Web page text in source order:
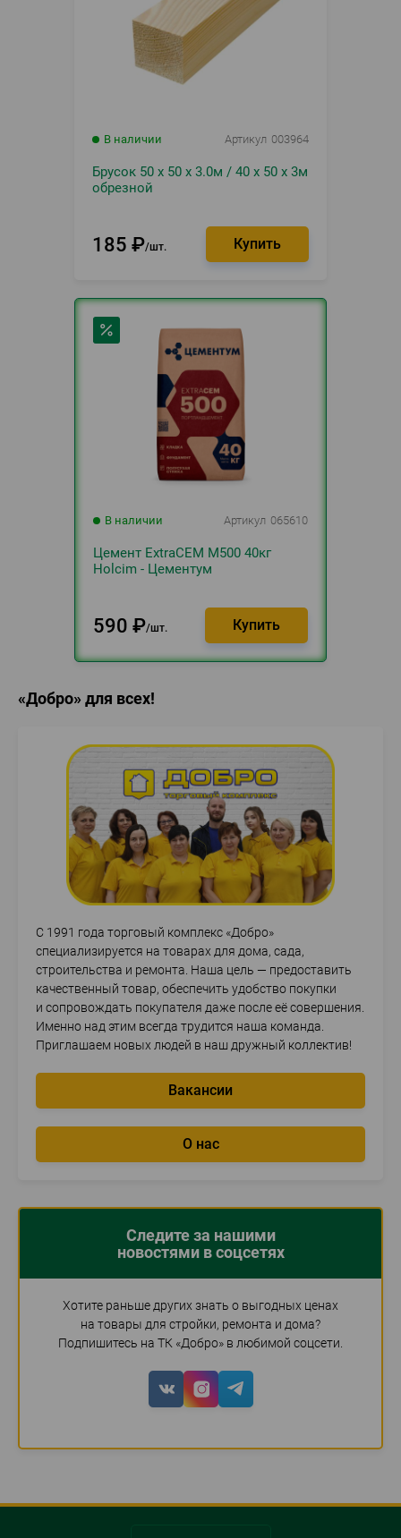
В наличии Артикул 003964
Брусок 50 х 50 х 3.0м / 40 х 50 х 3м
обрезной
185 ₽ шт.
В наличии Артикул 065610
Цемент ExtraCEМ М500 40кг
Holcim - Цементум
590 ₽ шт.
«Добро» для всех!
С 1991 года торговый комплекс «Добро»
специализируется на товарах для дома, сада,
строительства и ремонта. Наша цель — предоставить
качественный товар, обеспечить удобство покупки
и сопровождать покупателя даже после её совершения.
Именно над этим всегда трудится наша команда.
Приглашаем новых людей в наш дружный коллектив!
Вакансии
О нас
Следите за нашими
новостями в соцсетях
Хотите раньше других знать о выгодных ценах
на товары для стройки, ремонта и дома?
Подпишитесь на ТК «Добро» в любимой соцсети.
Social
networks